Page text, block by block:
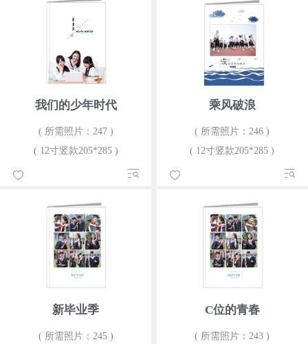
我们的少年时代
( 所需照片：247 )
( 12寸竖款205*285 )
乘风破浪
( 所需照片：246 )
( 12寸竖款205*285 )
新毕业季
( 所需照片：245 )
C位的青春
( 所需照片：243 )